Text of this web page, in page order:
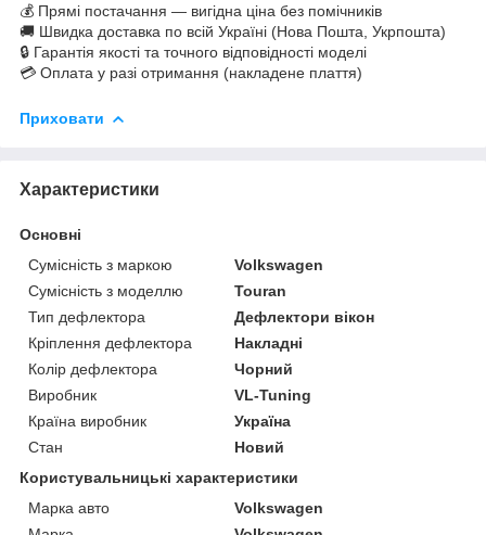
💰 Прямі постачання — вигідна ціна без помічників
🚚 Швидка доставка по всій Україні (Нова Пошта, Укрпошта)
🔒 Гарантія якості та точного відповідності моделі
💳 Оплата у разі отримання (накладене плаття)
Приховати
Характеристики
Основні
Сумісність з маркою
Volkswagen
Сумісність з моделлю
Touran
Тип дефлектора
Дефлектори вікон
Кріплення дефлектора
Накладні
Колір дефлектора
Чорний
Виробник
VL-Tuning
Країна виробник
Україна
Стан
Новий
Користувальницькі характеристики
Марка авто
Volkswagen